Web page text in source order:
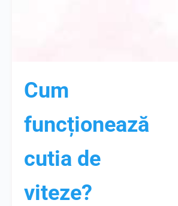
Cum
funcționează
cutia de
viteze?